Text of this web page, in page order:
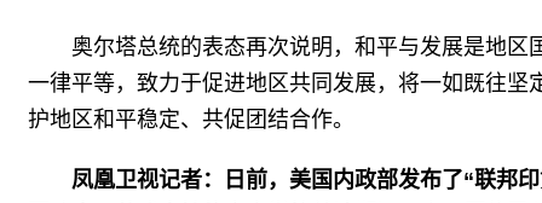
奥尔塔总统的表态再次说明，和平与发展是地
一律平等，致力于促进地区共同发展，将一如既往
护地区和平稳定、共促团结合作。
凤凰卫视记者：日前，美国内政部发布了“联邦